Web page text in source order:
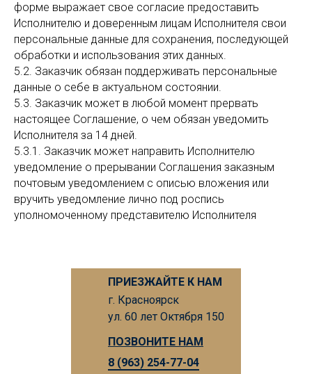
форме выражает свое согласие предоставить
Исполнителю и доверенным лицам Исполнителя свои
персональные данные для сохранения, последующей
обработки и использования этих данных.
5.2. Заказчик обязан поддерживать персональные
данные о себе в актуальном состоянии.
5.3. Заказчик может в любой момент прервать
настоящее Соглашение, о чем обязан уведомить
Исполнителя за 14 дней.
5.3.1. Заказчик может направить Исполнителю
уведомление о прерывании Соглашения заказным
почтовым уведомлением с описью вложения или
вручить уведомление лично под роспись
уполномоченному представителю Исполнителя
ПРИЕЗЖАЙТЕ К НАМ
г. Красноярск
ул. 60 лет Октября 150
8 (963) 254-77-04
ПОЗВОНИТЕ НАМ